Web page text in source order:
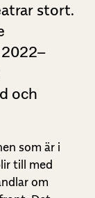
stort.
och
som är i
till med
om